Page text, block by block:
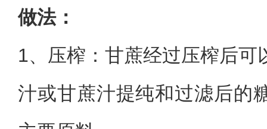
做法：
1、压榨‌：甘蔗经过压榨后可
汁或甘蔗汁提纯和过滤后的